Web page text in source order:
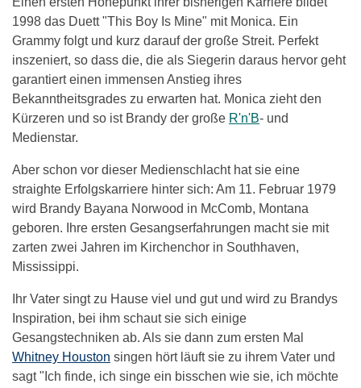
1998 das Duett "This Boy Is Mine" mit Monica. Ein
Grammy folgt und kurz darauf der große Streit. Perfekt
inszeniert, so dass die, die als Siegerin daraus hervor geht
garantiert einen immensen Anstieg ihres
Bekanntheitsgrades zu erwarten hat. Monica zieht den
Kürzeren und so ist Brandy der große R'n'B- und
Medienstar.
Aber schon vor dieser Medienschlacht hat sie eine
straighte Erfolgskarriere hinter sich: Am 11. Februar 1979
wird Brandy Bayana Norwood in McComb, Montana
geboren. Ihre ersten Gesangserfahrungen macht sie mit
zarten zwei Jahren im Kirchenchor in Southhaven,
Mississippi.
Ihr Vater singt zu Hause viel und gut und wird zu Brandys
Inspiration, bei ihm schaut sie sich einige
Gesangstechniken ab. Als sie dann zum ersten Mal
Whitney Houston singen hört läuft sie zu ihrem Vater und
sagt "Ich finde, ich singe ein bisschen wie sie, ich möchte